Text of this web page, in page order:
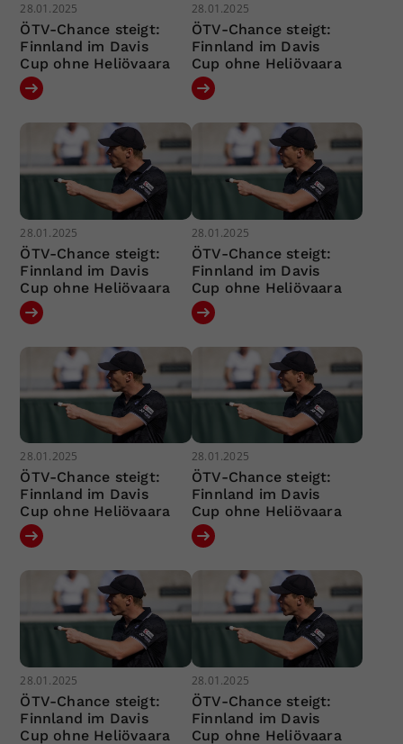
28.01.2025
ÖTV-Chance steigt:
Finnland im Davis
Cup ohne Heliövaara
28.01.2025
ÖTV-Chance steigt:
Finnland im Davis
Cup ohne Heliövaara
28.01.2025
ÖTV-Chance steigt:
Finnland im Davis
Cup ohne Heliövaara
28.01.2025
ÖTV-Chance steigt:
Finnland im Davis
Cup ohne Heliövaara
28.01.2025
ÖTV-Chance steigt:
Finnland im Davis
Cup ohne Heliövaara
28.01.2025
ÖTV-Chance steigt:
Finnland im Davis
Cup ohne Heliövaara
28.01.2025
ÖTV-Chance steigt:
Finnland im Davis
Cup ohne Heliövaara
28.01.2025
ÖTV-Chance steigt:
Finnland im Davis
Cup ohne Heliövaara